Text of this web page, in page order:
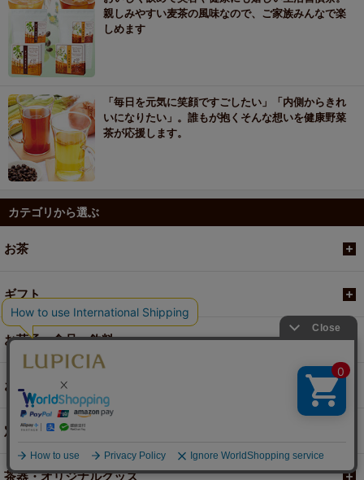
親しみやすい麦茶の風味なので、ご家族みんなで楽
しめます
「毎日を元気に笑顔ですごしたい」「内側からきれ
いになりたい」。誰もが抱くそんな想いを健康野菜
茶が応援します。
カテゴリから選ぶ
お茶
ギフト
お菓子・食品・飲料
お買い得商品
定期便
茶器・オリジナルグッズ